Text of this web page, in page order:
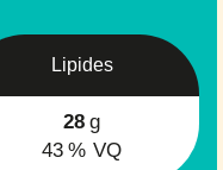
Lipides
28 g
43 % VQ